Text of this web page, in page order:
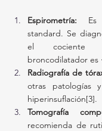
Espirometría: Es
standard. Se
el cociente
broncodilatador es
Radiografía de
otras patologías
hiperinsuflación[3].
Tomografía
recomienda de